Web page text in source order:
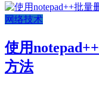
网络技术
使用
方法